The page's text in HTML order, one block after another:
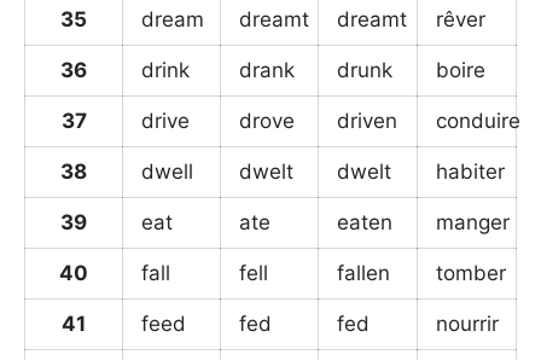
35 dream dreamt dreamt rêver
36 drink drank drunk boire
37 drive drove driven conduire
38 dwell dwelt dwelt habiter
39 eat ate eaten manger
40 fall fell fallen tomber
41 feed fed fed nourrir